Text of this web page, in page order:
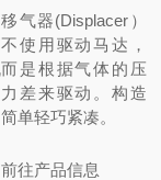
移气器(Displacer）
不使用驱动马达，
而是根据气体的压
力差来驱动。构造
简单轻巧紧凑。
前往产品信息